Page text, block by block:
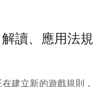
讀、應用法規
立新的遊戲規則，